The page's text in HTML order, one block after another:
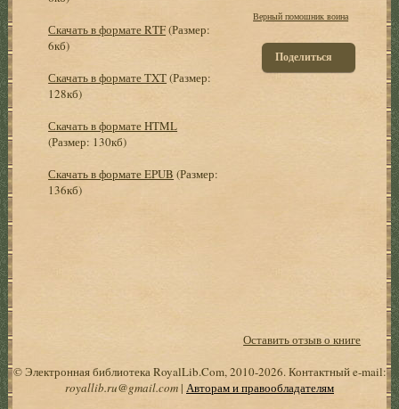
Скачать в формате RTF(Размер:
6кб)
Скачать в формате TXT(Размер:
128кб)
Скачать в формате HTML
(Размер: 130кб)
Скачать в формате EPUB (Размер:
136кб)
Верный помошник воина
Поделиться
Оставить отзыв о книге
© Электронная библиотека RoyalLib.Com, 2010-2026. Контактный e-mail:
royallib.ru@gmail.com| Авторам и правообладателям